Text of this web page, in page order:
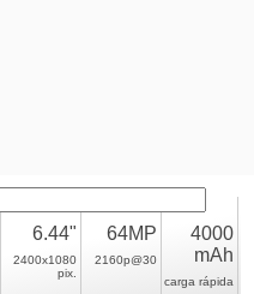
6.44"
2400x1080
pix.
64MP
2160p@30
4000
mAh
carga rápida